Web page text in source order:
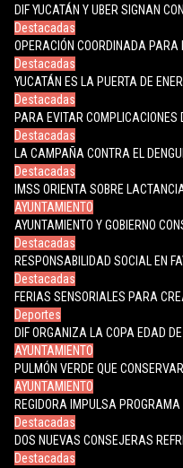
DIF YUCATÁN Y UBER SIGNAN
Destacadas
OPERACIÓN COORDINADA PARA
Destacadas
YUCATÁN ES LA PUERTA DE
Destacadas
PARA EVITAR COMPLICACIONES
Destacadas
LA CAMPAÑA CONTRA EL
Destacadas
IMSS ORIENTA SOBRE
AYUNTAMIENTO
AYUNTAMIENTO Y GOBIERNO
Destacadas
RESPONSABILIDAD SOCIAL EN
Destacadas
FERIAS SENSORIALES PARA
Deportes
DIF ORGANIZA LA COPA EDAD DE
AYUNTAMIENTO
PULMÓN VERDE QUE
AYUNTAMIENTO
REGIDORA IMPULSA
Destacadas
DOS NUEVAS CONSEJERAS
Destacadas